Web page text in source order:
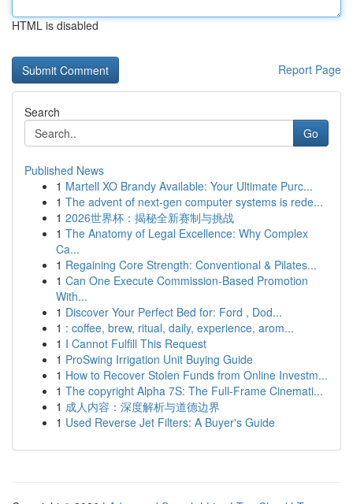
HTML is disabled
Report Page
Search
Go
Published News
1 Martell XO Brandy Available: Your Ultimate Purc...
1 The advent of next-gen computer systems is rede...
1 2026世界杯：揭秘全新赛制与挑战
1 The Anatomy of Legal Excellence: Why Complex
Ca...
1 Regaining Core Strength: Conventional & Pilates...
1 Can One Execute Commission-Based Promotion
With...
1 Discover Your Perfect Bed for: Ford , Dod...
1 : coffee, brew, ritual, daily, experience, arom...
1 I Cannot Fulfill This Request
1 ProSwing Irrigation Unit Buying Guide
1 How to Recover Stolen Funds from Online Investm...
1 The copyright Alpha 7S: The Full-Frame Cinemati...
1 成人内容：深度解析与道德边界
1 Used Reverse Jet Filters: A Buyer's Guide